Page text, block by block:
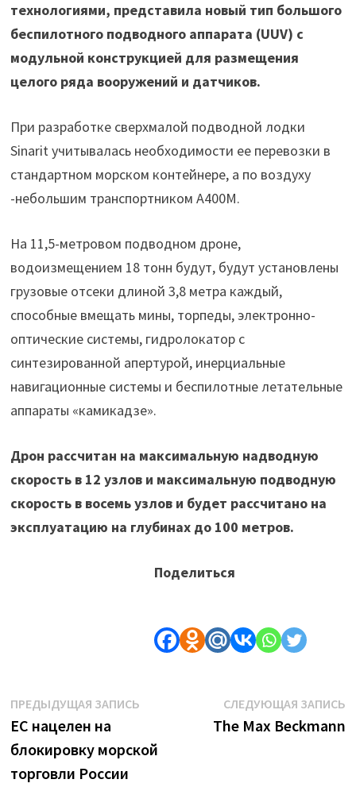
технологиями, представила новый тип большого
беспилотного подводного аппарата (UUV) с
модульной конструкцией для размещения
целого ряда вооружений и датчиков.
При разработке сверхмалой подводной лодки
Sinarit учитывалась необходимости ее перевозки в
стандартном морском контейнере, а по воздуху
-небольшим транспортником A400M.
На 11,5-метровом подводном дроне,
водоизмещением 18 тонн будут, будут установлены
грузовые отсеки длиной 3,8 метра каждый,
способные вмещать мины, торпеды, электронно-
оптические системы, гидролокатор с
синтезированной апертурой, инерциальные
навигационные системы и беспилотные летательные
аппараты «камикадзе».
Дрон рассчитан на максимальную надводную
скорость в 12 узлов и максимальную подводную
скорость в восемь узлов и будет рассчитано на
эксплуатацию на глубинах до 100 метров.
Поделиться
Навигация
по
записям
ПРЕДЫДУЩАЯ ЗАПИСЬПредыдущая
ЕС нацелен на
блокировку морской
торговли России
СЛЕДУЮЩАЯ ЗАПИСЬ
The Max Beckmann